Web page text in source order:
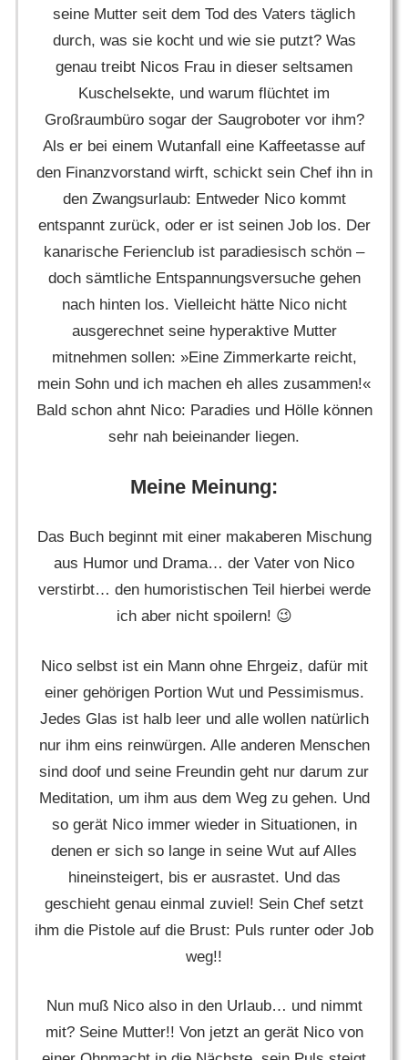
seine Mutter seit dem Tod des Vaters täglich
durch, was sie kocht und wie sie putzt? Was
genau treibt Nicos Frau in dieser seltsamen
Kuschelsekte, und warum flüchtet im
Großraumbüro sogar der Saugroboter vor ihm?
Als er bei einem Wutanfall eine Kaffeetasse auf
den Finanzvorstand wirft, schickt sein Chef ihn in
den Zwangsurlaub: Entweder Nico kommt
entspannt zurück, oder er ist seinen Job los. Der
kanarische Ferienclub ist paradiesisch schön –
doch sämtliche Entspannungsversuche gehen
nach hinten los. Vielleicht hätte Nico nicht
ausgerechnet seine hyperaktive Mutter
mitnehmen sollen: »Eine Zimmerkarte reicht,
mein Sohn und ich machen eh alles zusammen!«
Bald schon ahnt Nico: Paradies und Hölle können
sehr nah beieinander liegen.
Meine Meinung:
Das Buch beginnt mit einer makaberen Mischung
aus Humor und Drama… der Vater von Nico
verstirbt… den humoristischen Teil hierbei werde
ich aber nicht spoilern! 😉
Nico selbst ist ein Mann ohne Ehrgeiz, dafür mit
einer gehörigen Portion Wut und Pessimismus.
Jedes Glas ist halb leer und alle wollen natürlich
nur ihm eins reinwürgen. Alle anderen Menschen
sind doof und seine Freundin geht nur darum zur
Meditation, um ihm aus dem Weg zu gehen. Und
so gerät Nico immer wieder in Situationen, in
denen er sich so lange in seine Wut auf Alles
hineinsteigert, bis er ausrastet. Und das
geschieht genau einmal zuviel! Sein Chef setzt
ihm die Pistole auf die Brust: Puls runter oder Job
weg!!
Nun muß Nico also in den Urlaub… und nimmt
mit? Seine Mutter!! Von jetzt an gerät Nico von